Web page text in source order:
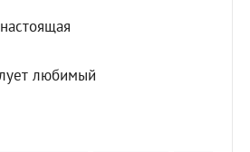
любимый